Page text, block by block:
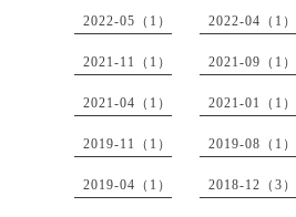
2022-05（1） 2022-04（1）
2021-11（1） 2021-09（1）
2021-04（1） 2021-01（1）
2019-11（1） 2019-08（1）
2019-04（1） 2018-12（3）